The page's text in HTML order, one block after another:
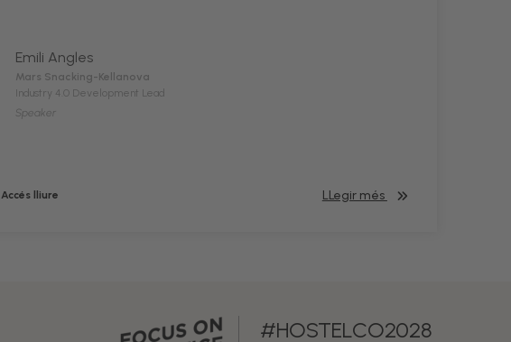
Emili Angles
Mars Snacking-Kellanova
Industry 4.0 Development Lead
Speaker
Accés lliure LLegir més
#HOSTELCO2028